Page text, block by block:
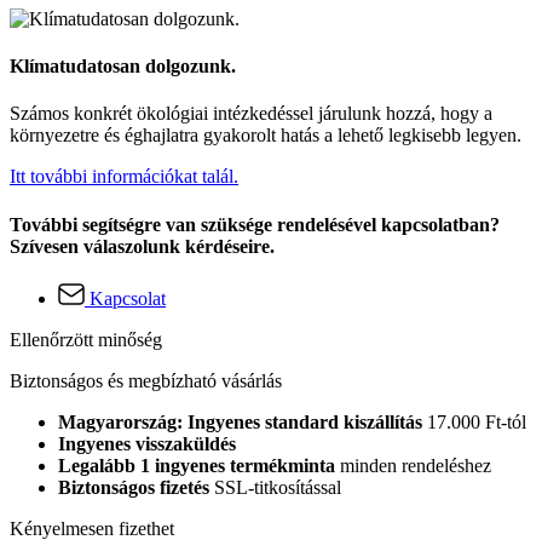
Klímatudatosan dolgozunk.
Számos konkrét ökológiai intézkedéssel járulunk hozzá, hogy a
környezetre és éghajlatra gyakorolt hatás a lehető legkisebb legyen.
Itt további információkat talál.
További segítségre van szüksége rendelésével kapcsolatban?
Szívesen válaszolunk kérdéseire.
Kapcsolat
Ellenőrzött minőség
Biztonságos és megbízható vásárlás
Magyarország: Ingyenes standard kiszállítás 17.000 Ft-tól
Ingyenes visszaküldés
Legalább 1 ingyenes termékminta minden rendeléshez
Biztonságos fizetés SSL-titkosítással
Kényelmesen fizethet